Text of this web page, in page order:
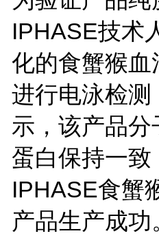
IPHASE技术
化的食蟹猴血
进行电泳检测
示，该产品分
蛋白保持一致
IPHASE食蟹
产品生产成